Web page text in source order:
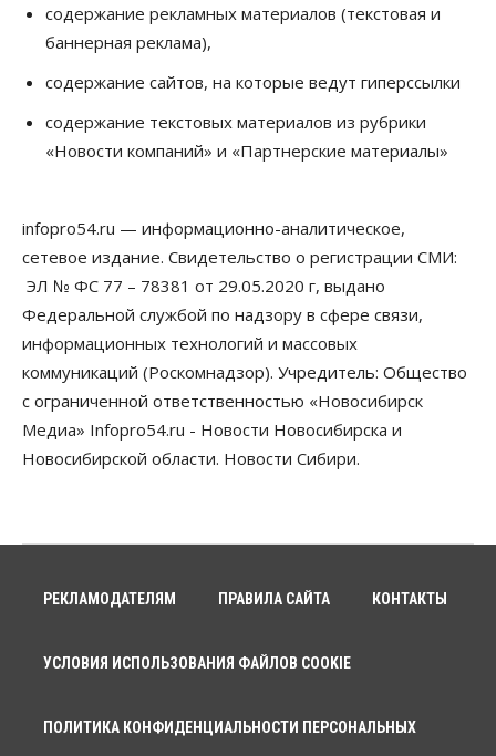
содержание рекламных материалов (текстовая и
баннерная реклама),
содержание сайтов, на которые ведут гиперссылки
содержание текстовых материалов из рубрики
«Новости компаний» и «Партнерские материалы»
infopro54.ru — информационно-аналитическое,
сетевое издание. Свидетельство о регистрации СМИ:
ЭЛ № ФС 77 – 78381 от 29.05.2020 г, выдано
Федеральной службой по надзору в сфере связи,
информационных технологий и массовых
коммуникаций (Роскомнадзор). Учредитель: Общество
с ограниченной ответственностью «Новосибирск
Медиа» Infopro54.ru - Новости Новосибирска и
Новосибирской области. Новости Сибири.
РЕКЛАМОДАТЕЛЯМ ПРАВИЛА САЙТА КОНТАКТЫ
УСЛОВИЯ ИСПОЛЬЗОВАНИЯ ФАЙЛОВ COOKIE
ПОЛИТИКА КОНФИДЕНЦИАЛЬНОСТИ ПЕРСОНАЛЬНЫХ